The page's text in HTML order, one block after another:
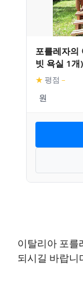
포를레자의
빗 욕실 1개)
★ 평점 –
이탈리아 포를
되시길 바랍니